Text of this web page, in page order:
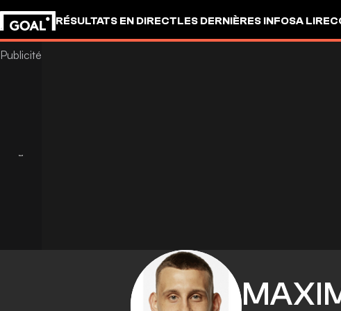
RÉSULTATS EN DIRECTLES DERNIÈRES INFOSA LIRE